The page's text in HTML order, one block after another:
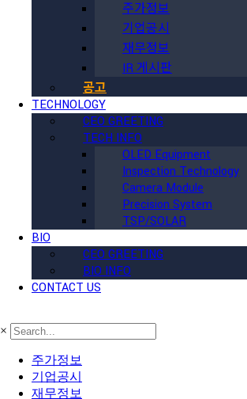
주가정보
기업공시
재무정보
IR 게시판
공고
TECHNOLOGY
CEO GREETING
TECH INFO
OLED Equipment
Inspection Technology
Camera Module
Precision System
TSP/SOLAR
BIO
CEO GREETING
BIO INFO
CONTACT US
×
주가정보
기업공시
재무정보